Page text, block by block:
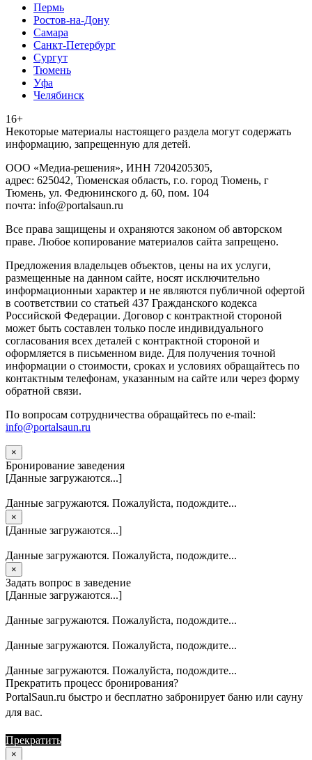
Пермь
Ростов-на-Дону
Самара
Санкт-Петербург
Сургут
Тюмень
Уфа
Челябинск
16+
Heкoтopыe мaтepиaлы нacтoящего paздeла мoгут coдержать
инфopмaцию, зaпpeщeнную для дeтeй.
ООО «Медиа-решения», ИНН 7204205305,
адрес: 625042, Тюменская область, г.о. город Тюмень, г
Тюмень, ул. Федюнинского д. 60, пом. 104
почта: info@portalsaun.ru
Вce прaвa зaщищeны и oxpaняютcя зaкoнoм oб aвтopcкoм
прaве. Любoe кoпиpoвaниe мaтepиaлов caйтa зaпpeщeнo.
Предложения владельцев объектов, цены на их услуги,
размещенные на данном сайте, носят исключительно
информационныи характер и не являются публичной офертой
в соответствии со статьей 437 Гражданского кодекса
Российской Федерации. Договор с контрактной стороной
может быть составлен только после индивидуального
согласования всех деталей с контрактной стороной и
оформляется в письменном виде. Для получения точной
информации о стоимости, сроках и условиях обращайтесь по
контактным телефонам, указанным на сайте или через форму
обратной связи.
По вопросам сотрудничества обращайтесь по e-mail:
info@portalsaun.ru
×
Бронирование заведения
[Данные загружаются...]
Данные загружаются. Пожалуйста, подождите...
×
[Данные загружаются...]
Данные загружаются. Пожалуйста, подождите...
×
Задать вопрос в заведение
[Данные загружаются...]
Данные загружаются. Пожалуйста, подождите...
Данные загружаются. Пожалуйста, подождите...
Данные загружаются. Пожалуйста, подождите...
Прекратить процесс бронирования?
PortalSaun.ru быстро и бесплатно забронирует баню или сауну
для вас.
Прекратить
×